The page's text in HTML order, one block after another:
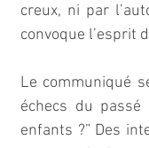
creux, ni par
convoque l’esprit
Le communiqué
échecs du
enfants ?” Des